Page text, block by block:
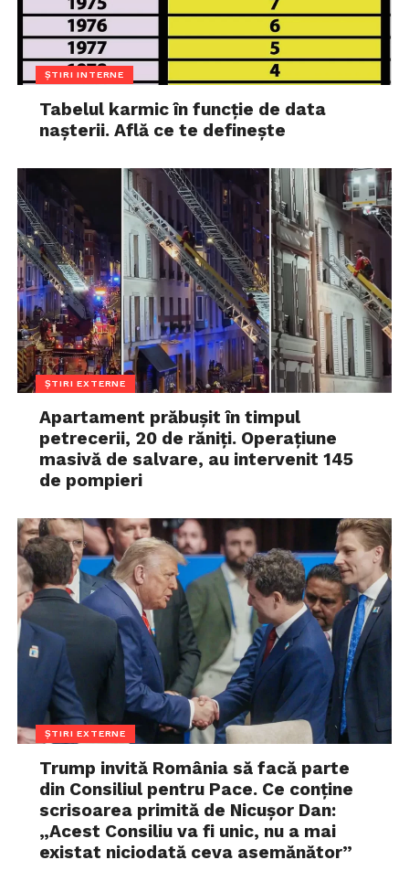
ȘTIRI INTERNE
Tabelul karmic în funcție de data
nașterii. Află ce te definește
ȘTIRI EXTERNE
Apartament prăbușit în timpul
petrecerii, 20 de răniți. Operațiune
masivă de salvare, au intervenit 145
de pompieri
ȘTIRI EXTERNE
Trump invită România să facă parte
din Consiliul pentru Pace. Ce conține
scrisoarea primită de Nicușor Dan:
„Acest Consiliu va fi unic, nu a mai
existat niciodată ceva asemănător”